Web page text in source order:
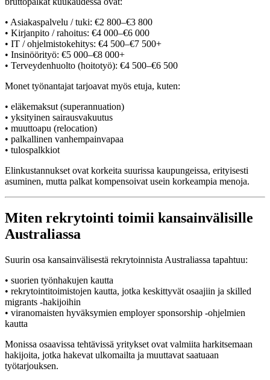
• Asiakaspalvelu / tuki: €2 800–€3 800
• Kirjanpito / rahoitus: €4 000–€6 000
• IT / ohjelmistokehitys: €4 500–€7 500+
• Insinöörityö: €5 000–€8 000+
• Terveydenhuolto (hoitotyö): €4 500–€6 500
Monet työnantajat tarjoavat myös etuja, kuten:
• eläkemaksut (superannuation)
• yksityinen sairausvakuutus
• muuttoapu (relocation)
• palkallinen vanhempainvapaa
• tulospalkkiot
Elinkustannukset ovat korkeita suurissa kaupungeissa, erityisesti
asuminen, mutta palkat kompensoivat usein korkeampia menoja.
Miten rekrytointi toimii kansainvälisille
Australiassa
Suurin osa kansainvälisestä rekrytoinnista Australiassa tapahtuu:
• suorien työnhakujen kautta
• rekrytointitoimistojen kautta, jotka keskittyvät osaajiin ja skilled
migrants -hakijoihin
• viranomaisten hyväksymien employer sponsorship -ohjelmien
kautta
Monissa osaavissa tehtävissä yritykset ovat valmiita harkitsemaan
hakijoita, jotka hakevat ulkomailta ja muuttavat saatuaan
työtarjouksen.